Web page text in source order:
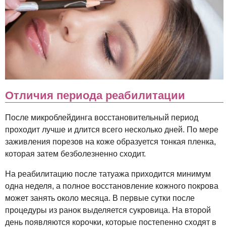
Отличия периода реабилитации
После микроблейдинга восстановительный период
проходит лучше и длится всего несколько дней. По мере
заживления порезов на коже образуется тонкая пленка,
которая затем безболезненно сходит.
На реабилитацию после татуажа приходится минимум
одна неделя, а полное восстановление кожного покрова
может занять около месяца. В первые сутки после
процедуры из ранок выделяется сукровица. На второй
день появляются корочки, которые постепенно сходят в